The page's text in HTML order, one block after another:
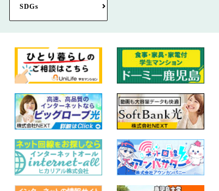
SDGs